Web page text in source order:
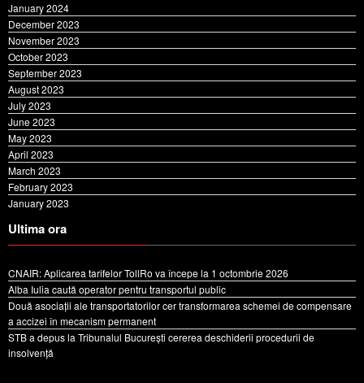
January 2024
December 2023
November 2023
October 2023
September 2023
August 2023
July 2023
June 2023
May 2023
April 2023
March 2023
February 2023
January 2023
Ultima ora
CNAIR: Aplicarea tarifelor TollRo va începe la 1 octombrie 2026
Alba Iulia caută operator pentru transportul public
Două asociații ale transportatorilor cer transformarea schemei de compensare
a accizei în mecanism permanent
STB a depus la Tribunalul București cererea deschiderii procedurii de
insolvență